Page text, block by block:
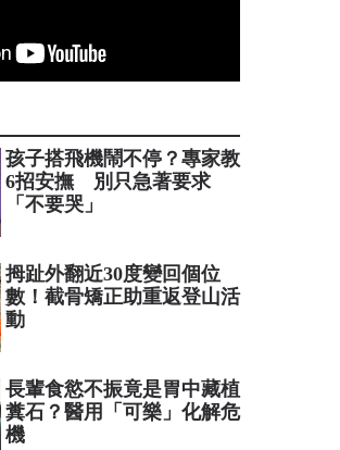
孩子搭飛機鬧不停？專家教
6招安撫 別只急著要求
「不要哭」
拇趾外翻近30度變回個位
數！截骨矯正助重返登山活
動
長輩食慾不振竟是胃中藏植
糞石？醫用「可樂」化解危
機